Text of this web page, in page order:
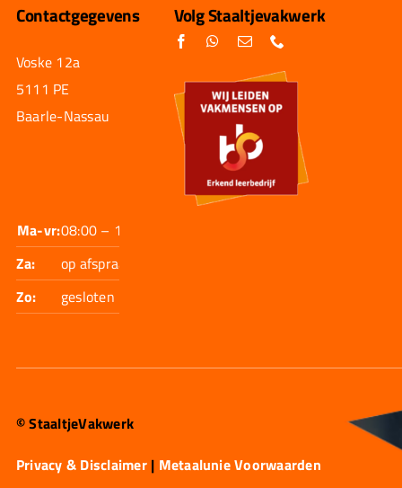
Contactgegevens
Voske 12a
5111 PE
Baarle-Nassau
Ma-vr:08:00 – 17:30
Za:
op afspraak
Zo:
gesloten
Volg Staaltjevakwerk
© StaaltjeVakwerk
Privacy & Disclaimer| Metaalunie Voorwaarden